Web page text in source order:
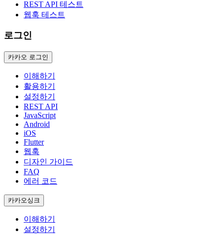
REST API 테스트
웹훅 테스트
로그인
카카오 로그인
이해하기
활용하기
설정하기
REST API
JavaScript
Android
iOS
Flutter
웹훅
디자인 가이드
FAQ
에러 코드
카카오싱크
이해하기
설정하기